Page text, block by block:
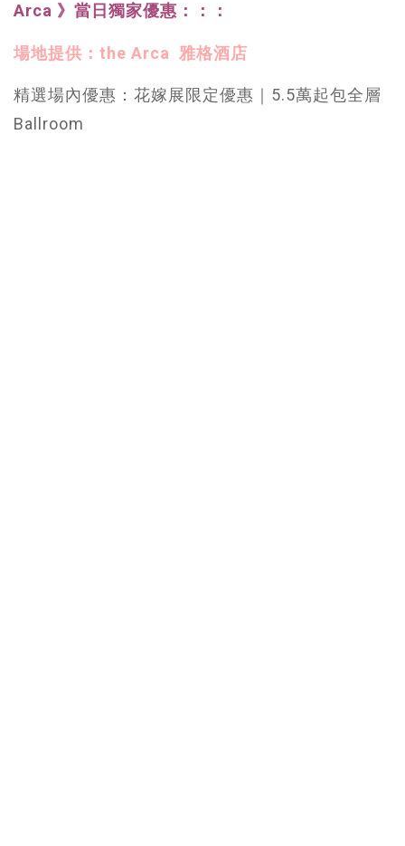
Arca 》當日獨家優惠：：：
場地提供：the Arca 雅格酒店
精選場內優惠：花嫁展限定優惠｜5.5萬起包全層
Ballroom